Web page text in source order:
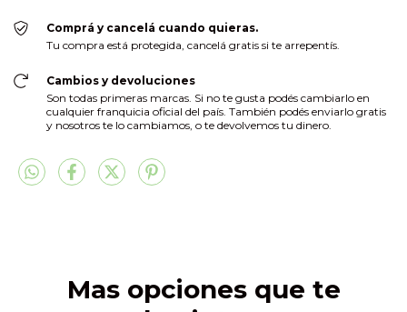
Comprá y cancelá cuando quieras.
Tu compra está protegida, cancelá gratis si te arrepentís.
Cambios y devoluciones
Son todas primeras marcas. Si no te gusta podés cambiarlo en
cualquier franquicia oficial del país. También podés enviarlo gratis
y nosotros te lo cambiamos, o te devolvemos tu dinero.
Mas opciones que te